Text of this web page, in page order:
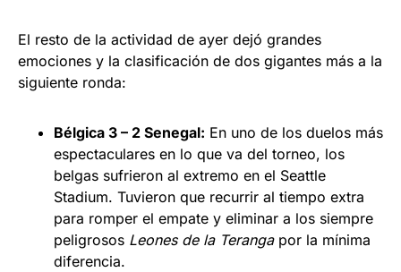
El resto de la actividad de ayer dejó grandes
emociones y la clasificación de dos gigantes más a la
siguiente ronda:
Bélgica 3 – 2 Senegal: En uno de los duelos más
espectaculares en lo que va del torneo, los
belgas sufrieron al extremo en el Seattle
Stadium. Tuvieron que recurrir al tiempo extra
para romper el empate y eliminar a los siempre
peligrosos Leones de la Terangapor la mínima
diferencia.